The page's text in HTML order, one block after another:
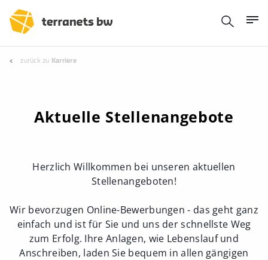
zurück zu Karriere
Aktuelle Stellenangebote
Herzlich Willkommen bei unseren aktuellen
Stellenangeboten!
Wir bevorzugen Online-Bewerbungen - das geht ganz
einfach und ist für Sie und uns der schnellste Weg
zum Erfolg. Ihre Anlagen, wie Lebenslauf und
Anschreiben, laden Sie bequem in allen gängigen